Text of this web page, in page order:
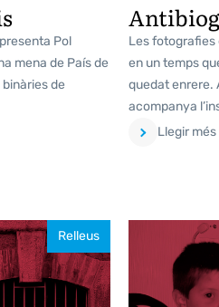
Pol
mena de País de
de
Les fotografies
en un temps
quedat enrere.
acompanya
Llegir més
Relleus